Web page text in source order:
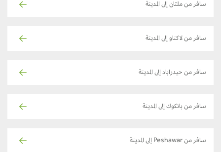
سافر من ملتان إلى المدينة
سافر من لاكناو إلى المدينة
سافر من حيدراباد إلى المدينة
سافر من بانكوك إلى المدينة
سافر من Peshawar إلى المدينة